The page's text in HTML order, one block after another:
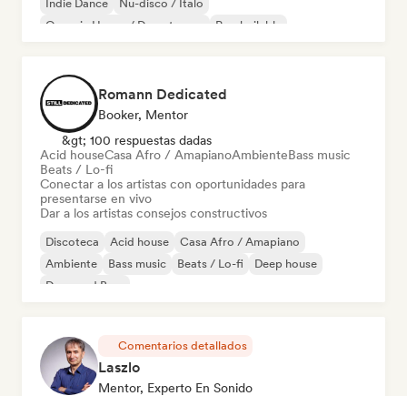
Indie Dance
Nu-disco / Italo
Organic House / Downtempo
Pop bailable
Romann Dedicated
Booker, Mentor
&gt; 100 respuestas dadas
Acid houseCasa Afro / AmapianoAmbienteBass music
Beats / Lo-fi
Conectar a los artistas con oportunidades para
presentarse en vivo
Dar a los artistas consejos constructivos
Discoteca Acid house
Casa Afro / Amapiano
Ambiente
Bass music Beats / Lo-fi
Deep house
Drum and Bass
Comentarios detallados
Laszlo
Mentor, Experto En Sonido